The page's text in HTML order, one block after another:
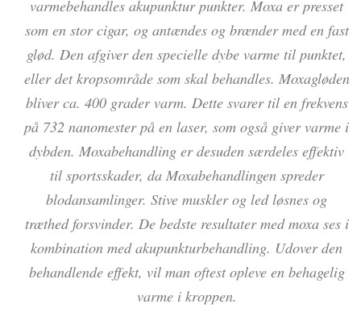
varmebehandles akupunktur punkter. Moxa er presset
som en stor cigar, og antændes og brænder med en fast
glød. Den afgiver den specielle dybe varme til punktet,
eller det kropsområde som skal behandles. Moxagløden
bliver ca. 400 grader varm. Dette svarer til en frekvens
på 732 nanomester på en laser, som også giver varme i
dybden. Moxabehandling er desuden særdeles effektiv
til sportsskader, da Moxabehandlingen spreder
blodansamlinger. Stive muskler og led løsnes og
træthed forsvinder. De bedste resultater med moxa ses i
kombination med akupunkturbehandling. Udover den
behandlende effekt, vil man oftest opleve en behagelig
varme i kroppen.